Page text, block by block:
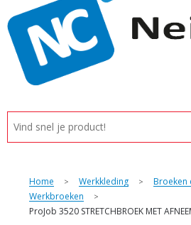
Tassen
Alle categorieën
Custom made
Home > Werkkleding > Broeken
Werkbroeken >
ProJob 3520 STRETCHBROEK MET